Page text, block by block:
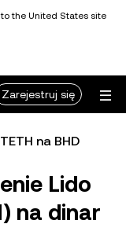
the United States site
Zarejestruj się
na BHD
Lido
na dinar